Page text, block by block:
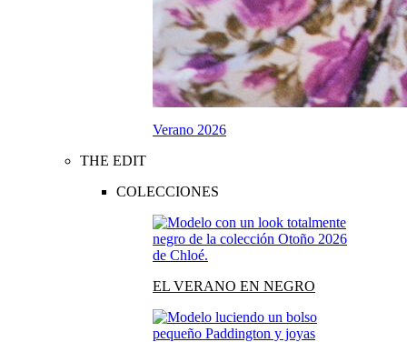
Verano 2026
THE EDIT
COLECCIONES
EL VERANO EN NEGRO